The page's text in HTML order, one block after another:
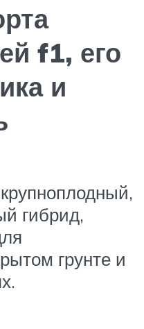
f1, его
и
гибрид,
грунте и